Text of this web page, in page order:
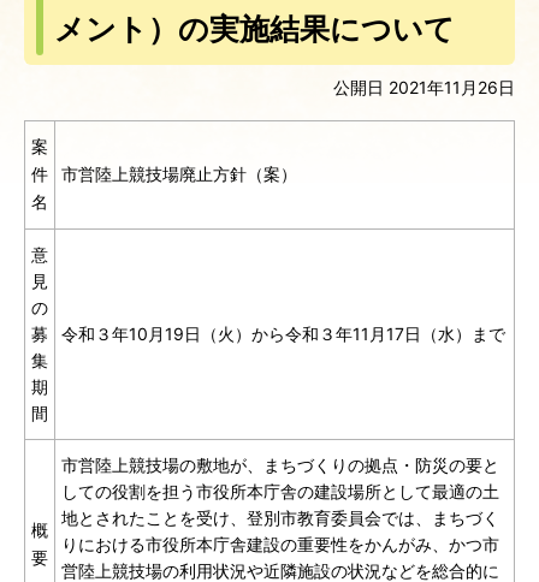
メント）の実施結果について
公開日 2021年11月26日
案
件
名
市営陸上競技場廃止方針（案）
意
見
の
募
集
期
間
令和３年10月19日（火）から令和３年11月17日（水）まで
概
要
市営陸上競技場の敷地が、まちづくりの拠点・防災の要と
しての役割を担う市役所本庁舎の建設場所として最適の土
地とされたことを受け、登別市教育委員会では、まちづく
りにおける市役所本庁舎建設の重要性をかんがみ、かつ市
営陸上競技場の利用状況や近隣施設の状況などを総合的に